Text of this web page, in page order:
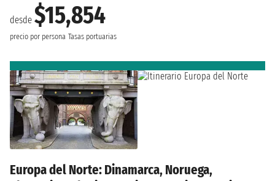
desde $15,854
precio por persona Tasas portuarias
Europa del Norte: Dinamarca, Noruega,